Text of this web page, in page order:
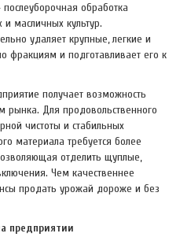
обработка
масличных культур.
удаляет крупные, легкие и
фракциям и подготавливает его к
получает возможность
рынка. Для продовольственного
чистоты и стабильных
материала требуется более
отделить щуплые,
Чем качественнее
продать урожай дороже и без
предприятии